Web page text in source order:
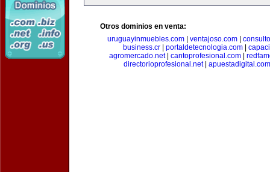
Otros dominios en venta:
uruguayinmuebles.com
ventajoso.com
business.cr
portaldetecnologia.com
agromercado.net| cantoprofesional.com
directorioprofesional.net| apuestadigital.com